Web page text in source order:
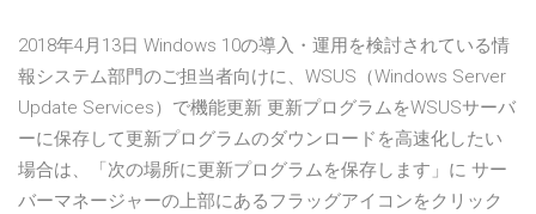
2018年4月13日 Windows 10の導入・運用を検討されている情
報システム部門のご担当者向けに、WSUS（Windows Server
Update Services）で機能更新 更新プログラムをWSUSサーバ
ーに保存して更新プログラムのダウンロードを高速化したい
場合は、「次の場所に更新プログラムを保存します」に サー
バーマネージャーの上部にあるフラッグアイコンをクリック